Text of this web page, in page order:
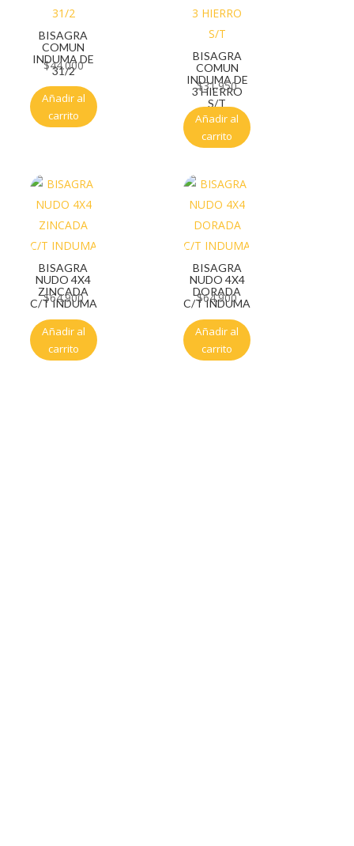
BISAGRA
COMUN
INDUMA DE
31/2
$44.000
Añadir al
carrito
BISAGRA
COMUN
INDUMA DE
3 HIERRO
S/T
$31.950
Añadir al
carrito
BISAGRA
NUDO 4X4
ZINCADA
C/T INDUMA
$64.900
Añadir al
carrito
BISAGRA
NUDO 4X4
DORADA
C/T INDUMA
$64.900
Añadir al
carrito